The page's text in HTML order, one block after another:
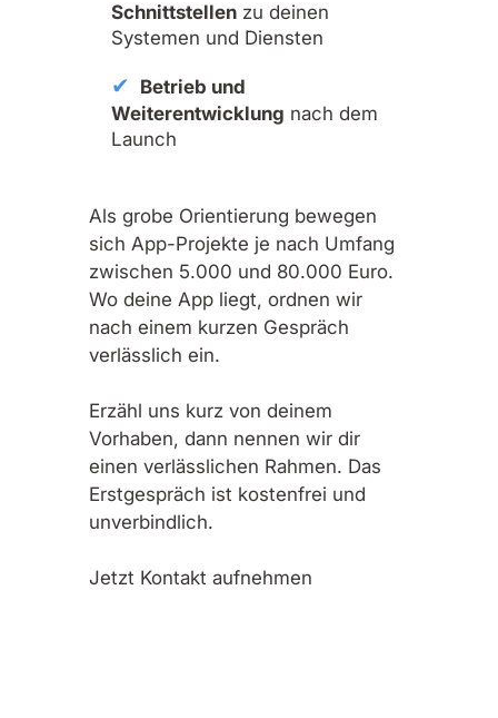
Schnittstellen zu deinen
Systemen und Diensten
Betrieb und
Weiterentwicklung nach dem
Launch
Als grobe Orientierung bewegen
sich App-Projekte je nach Umfang
zwischen 5.000 und 80.000 Euro.
Wo deine App liegt, ordnen wir
nach einem kurzen Gespräch
verlässlich ein.
Erzähl uns kurz von deinem
Vorhaben, dann nennen wir dir
einen verlässlichen Rahmen. Das
Erstgespräch ist kostenfrei und
unverbindlich.
Jetzt Kontakt aufnehmen